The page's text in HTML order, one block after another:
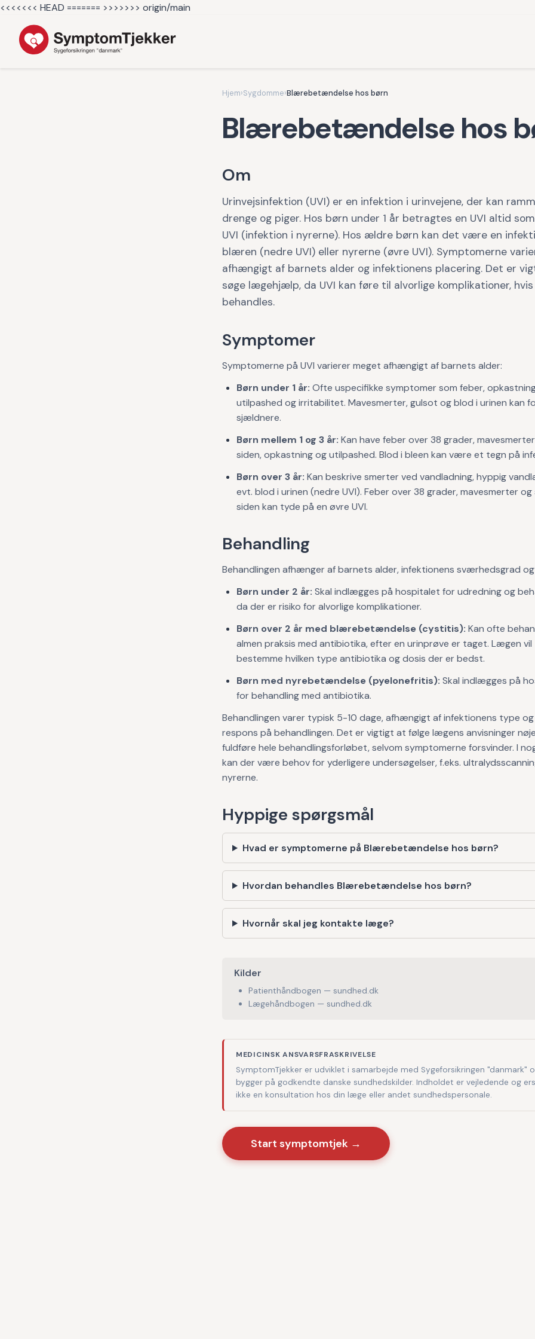
<<<<<<< HEAD ======= >>>>>>> origin/main
Hjem›Sygdomme›Blærebetændelse hos børn
Blærebetændelse hos
Om
Urinvejsinfektion (UVI) er en infektion i urinvejene, der kan
drenge og piger. Hos børn under 1 år betragtes en UVI altid
UVI (infektion i nyrerne). Hos ældre børn kan det være en
blæren (nedre UVI) eller nyrerne (øvre UVI). Symptomerne
afhængigt af barnets alder og infektionens placering. Det er
søge lægehjælp, da UVI kan føre til alvorlige komplikationer,
behandles.
Symptomer
Symptomerne på UVI varierer meget afhængigt af barnets alder:
Børn under 1 år: Ofte uspecifikke symptomer som feber,
utilpashed og irritabilitet. Mavesmerter, gulsot og blod i urinen kan
sjældnere.
Børn mellem 1 og 3 år: Kan have feber over 38 grader,
siden, opkastning og utilpashed. Blod i bleen kan være et tegn på
Børn over 3 år: Kan beskrive smerter ved vandladning, hyppig
evt. blod i urinen (nedre UVI). Feber over 38 grader, mavesmerter
siden kan tyde på en øvre UVI.
Behandling
Behandlingen afhænger af barnets alder, infektionens sværhedsgrad
Børn under 2 år: Skal indlægges på hospitalet for udredning og
da der er risiko for alvorlige komplikationer.
Børn over 2 år med blærebetændelse (cystitis): Kan ofte
almen praksis med antibiotika, efter en urinprøve er taget. Lægen vil
bestemme hvilken type antibiotika og dosis der er bedst.
Børn med nyrebetændelse (pyelonefritis): Skal indlægges på
for behandling med antibiotika.
Behandlingen varer typisk 5-10 dage, afhængigt af infektionens type
respons på behandlingen. Det er vigtigt at følge lægens anvisninger
fuldføre hele behandlingsforløbet, selvom symptomerne forsvinder. I
kan der være behov for yderligere undersøgelser, f.eks.
nyrerne.
Hyppige spørgsmål
Hvad er symptomerne på Blærebetændelse hos børn?
Hvordan behandles Blærebetændelse hos børn?
Hvornår skal jeg kontakte læge?
Kilder
Patienthåndbogen — sundhed.dk
Lægehåndbogen — sundhed.dk
MEDICINSK ANSVARSFRASKRIVELSE
SymptomTjekker er udviklet i samarbejde med Sygeforsikringen "danmark"
bygger på godkendte danske sundhedskilder. Indholdet er vejledende og
ikke en konsultation hos din læge eller andet sundhedspersonale.
Start symptomtjek →